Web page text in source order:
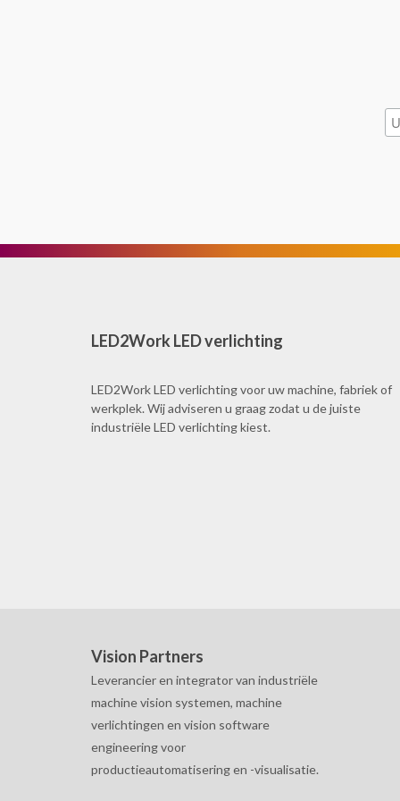
LED2Work LED verlichting
LED2Work LED verlichting voor uw machine, fabriek of
werkplek. Wij adviseren u graag zodat u de juiste
industriële LED verlichting kiest.
Vision Partners
Leverancier en integrator van industriële
machine vision systemen, machine
verlichtingen en vision software
engineering voor
productieautomatisering en -visualisatie.